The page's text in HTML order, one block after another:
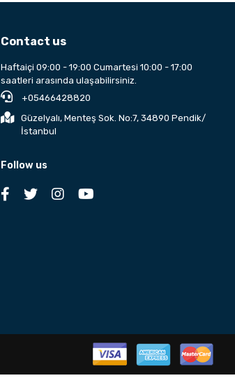
Contact us
Haftaiçi 09:00 - 19:00 Cumartesi 10:00 - 17:00
saatleri arasında ulaşabilirsiniz.
+05466428820
Güzelyalı, Menteş Sok. No:7, 34890 Pendik/
İstanbul
Follow us